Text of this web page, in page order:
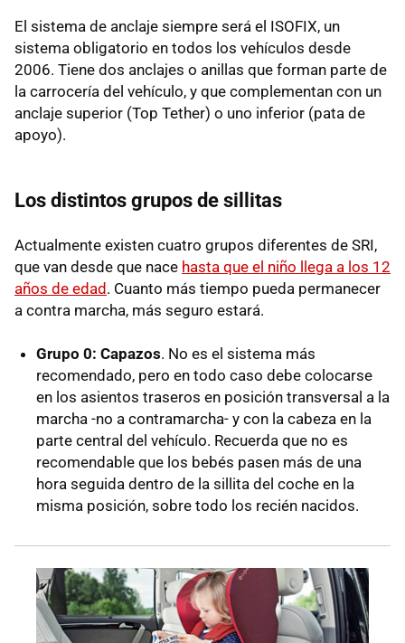
El sistema de anclaje siempre será el ISOFIX, un
sistema obligatorio en todos los vehículos desde
2006. Tiene dos anclajes o anillas que forman parte de
la carrocería del vehículo, y que complementan con un
anclaje superior (Top Tether) o uno inferior (pata de
apoyo).
Los distintos grupos de sillitas
Actualmente existen cuatro grupos diferentes de SRI,
que van desde que nace hasta que el niño llega a los 12
años de edad. Cuanto más tiempo pueda permanecer
a contra marcha, más seguro estará.
Grupo 0: Capazos. No es el sistema más
recomendado, pero en todo caso debe colocarse
en los asientos traseros en posición transversal a la
marcha -no a contramarcha- y con la cabeza en la
parte central del vehículo. Recuerda que no es
recomendable que los bebés pasen más de una
hora seguida dentro de la sillita del coche en la
misma posición, sobre todo los recién nacidos.